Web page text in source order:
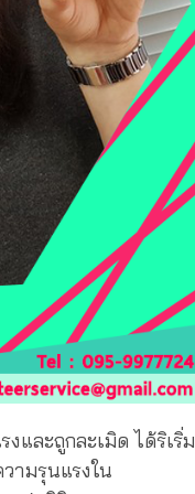
และถูกละเมิด ได้ริเริ่ม
ามรุนแรงใน